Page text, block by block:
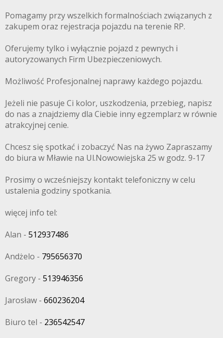
Pomagamy przy wszelkich formalnościach związanych z
zakupem oraz rejestracja pojazdu na terenie RP.
Oferujemy tylko i wyłącznie pojazd z pewnych i
autoryzowanych Firm Ubezpieczeniowych.
Możliwość Profesjonalnej naprawy każdego pojazdu.
Jeżeli nie pasuje Ci kolor, uszkodzenia, przebieg, napisz
do nas a znajdziemy dla Ciebie inny egzemplarz w równie
atrakcyjnej cenie.
Chcesz się spotkać i zobaczyć Nas na żywo Zapraszamy
do biura w Mławie na Ul.Nowowiejska 25 w godz. 9-17
Prosimy o wcześniejszy kontakt telefoniczny w celu
ustalenia godziny spotkania.
więcej info tel:
Alan - 512937486
Andżelo - 795656370
Gregory - 513946356
Jarosław - 660236204
Biuro tel - 236542547